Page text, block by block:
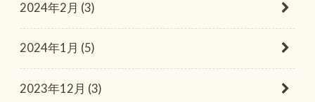
2024年2月 (3)
2024年1月 (5)
2023年12月 (3)